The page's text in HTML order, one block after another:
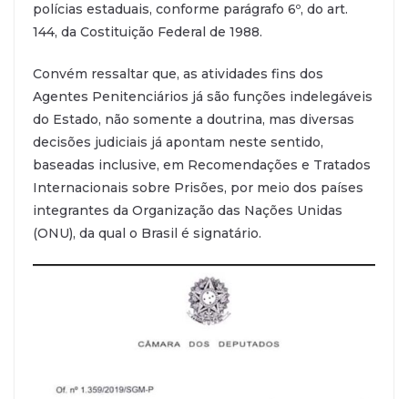
polícias estaduais, conforme parágrafo 6º, do art.
144, da Costituição Federal de 1988.
Convém ressaltar que, as atividades fins dos
Agentes Penitenciários já são funções indelegáveis
do Estado, não somente a doutrina, mas diversas
decisões judiciais já apontam neste sentido,
baseadas inclusive, em Recomendações e Tratados
Internacionais sobre Prisões, por meio dos países
integrantes da Organização das Nações Unidas
(ONU), da qual o Brasil é signatário.